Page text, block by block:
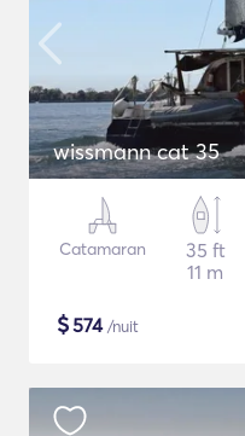
wissmann cat 35
Catamaran
35 ft
11 m
$574/nuit